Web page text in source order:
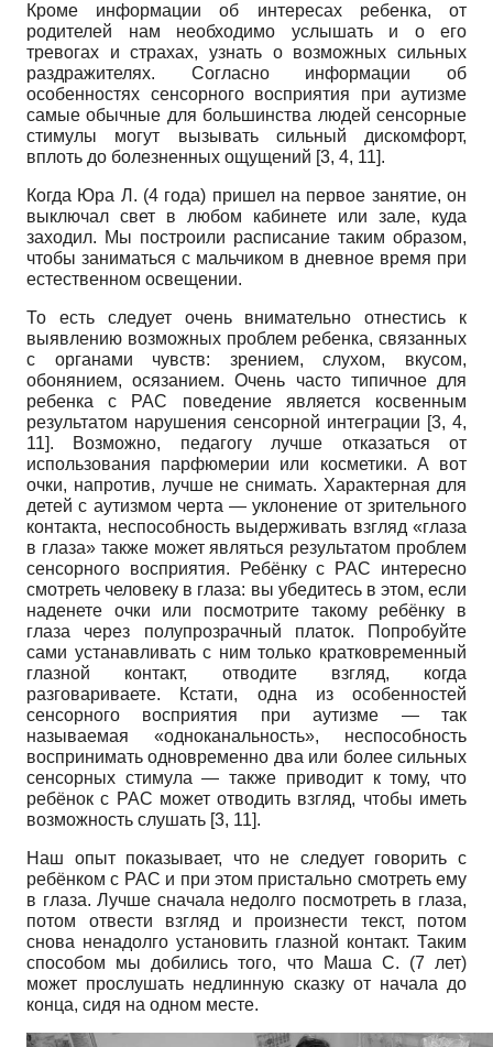
Кроме информации об интересах ребенка, от
родителей нам необходимо услышать и о его
тревогах и страхах, узнать о возможных сильных
раздражителях. Согласно информации об
особенностях сенсорного восприятия при аутизме
самые обычные для большинства людей сенсорные
стимулы могут вызывать сильный дискомфорт,
вплоть до болезненных ощущений [3, 4, 11].
Когда Юра Л. (4 года) пришел на первое занятие, он
выключал свет в любом кабинете или зале, куда
заходил. Мы построили расписание таким образом,
чтобы заниматься с мальчиком в дневное время при
естественном освещении.
То есть следует очень внимательно отнестись к
выявлению возможных проблем ребенка, связанных
с органами чувств: зрением, слухом, вкусом,
обонянием, осязанием. Очень часто типичное для
ребенка с РАС поведение является косвенным
результатом нарушения сенсорной интеграции [3, 4,
11]. Возможно, педагогу лучше отказаться от
использования парфюмерии или косметики. А вот
очки, напротив, лучше не снимать. Характерная для
детей с аутизмом черта — уклонение от зрительного
контакта, неспособность выдерживать взгляд «глаза
в глаза» также может являться результатом проблем
сенсорного восприятия. Ребёнку с РАС интересно
смотреть человеку в глаза: вы убедитесь в этом, если
наденете очки или посмотрите такому ребёнку в
глаза через полупрозрачный платок. Попробуйте
сами устанавливать с ним только кратковременный
глазной контакт, отводите взгляд, когда
разговариваете. Кстати, одна из особенностей
сенсорного восприятия при аутизме — так
называемая «одноканальность», неспособность
воспринимать одновременно два или более сильных
сенсорных стимула — также приводит к тому, что
ребёнок с РАС может отводить взгляд, чтобы иметь
возможность слушать [3, 11].
Наш опыт показывает, что не следует говорить с
ребёнком с РАС и при этом пристально смотреть ему
в глаза. Лучше сначала недолго посмотреть в глаза,
потом отвести взгляд и произнести текст, потом
снова ненадолго установить глазной контакт. Таким
способом мы добились того, что Маша С. (7 лет)
может прослушать недлинную сказку от начала до
конца, сидя на одном месте.